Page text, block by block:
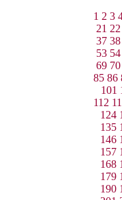
1 2 3
21 22
37 38
53 54
69 70
85 86
101
112
124
135
146
157
168
179
190